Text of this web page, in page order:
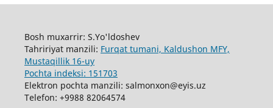
Bosh muxarrir: S.Yo'ldoshev
Tahririyat manzili: Furqat tumani, Kaldushon MFY,
Mustaqillik 16-uy
Pochta indeksi: 151703
Elektron pochta manzili: salmonxon@eyis.uz
Telefon: +9988 82064574